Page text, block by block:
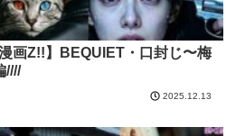
画Z!!】BEQUIET・口封じ〜梅
////
2025.12.13